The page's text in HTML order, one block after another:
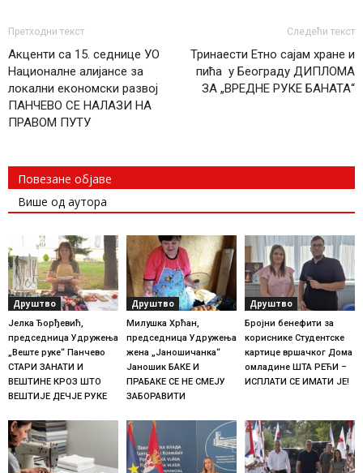
Претходни текст
Акценти са 15. седнице УО
Националне алијансе за
локални економски развој
ПАНЧЕВО СЕ НАЛАЗИ НА
ПРАВОМ ПУТУ
Следећи текст
Тринаести Етно сајам хране и
пића у Београду ДИПЛОМА
ЗА „ВРЕДНЕ РУКЕ БАНАТА“
Повезане објаве
Више од аутора
Друштво
Јелка Ђорђевић,
председница Удружења
„Веште руке“ Панчево
СТАРИ ЗАНАТИ И
ВЕШТИНЕ КРОЗ ШТО
ВЕШТИЈЕ ДЕЧЈЕ РУКЕ
Друштво
Милушка Хрћан,
председница Удружења
жена „Јаношичанка“
Јаношик БАКЕ И
ПРАБАКЕ СЕ НЕ СМЕЈУ
ЗАБОРАВИТИ
Друштво
Бројни бенефити за
кориснике Студентске
картице вршачког Дома
омладине ШТА РЕЋИ –
ИСПЛАТИ СЕ ИМАТИ ЈЕ!